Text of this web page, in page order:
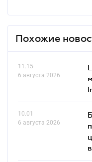
Похожие
11.15
6 августа 2026
10.01
6 августа 2026